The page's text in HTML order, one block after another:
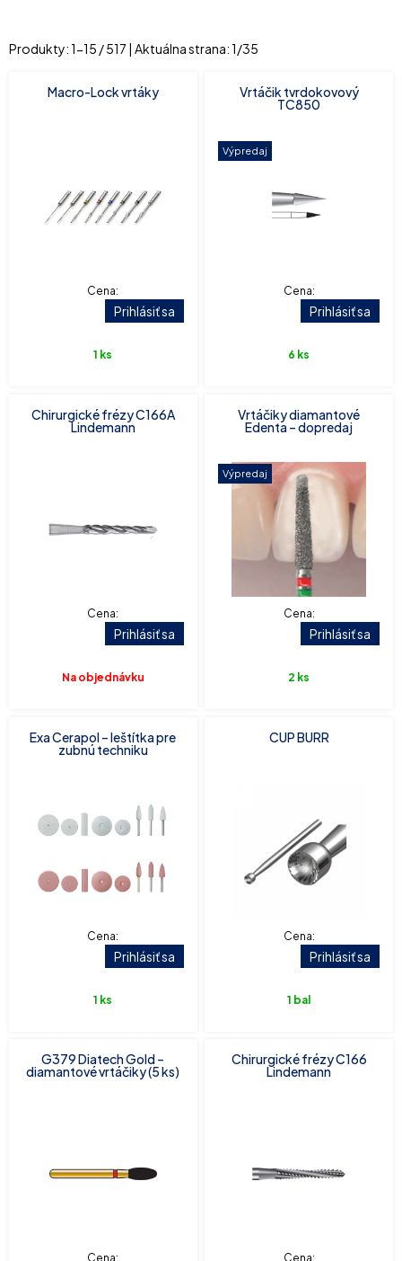
Produkty:1-15 /517 | Aktuálna strana:1/35
Macro-Lock vrtáky
Cena:
Prihlásiť sa
1 ks
Vrtáčik tvrdokovový
TC850
Výpredaj
Cena:
Prihlásiť sa
6 ks
Chirurgické frézy C166A
Lindemann
Cena:
Prihlásiť sa
Na objednávku
Vrtáčiky diamantové
Edenta – dopredaj
Výpredaj
Cena:
Prihlásiť sa
2 ks
Exa Cerapol – leštítka pre
zubnú techniku
Cena:
Prihlásiť sa
1 ks
CUP BURR
Cena:
Prihlásiť sa
1 bal
G379 Diatech Gold –
diamantové vrtáčiky (5 ks)
Cena:
Chirurgické frézy C166
Lindemann
Cena: